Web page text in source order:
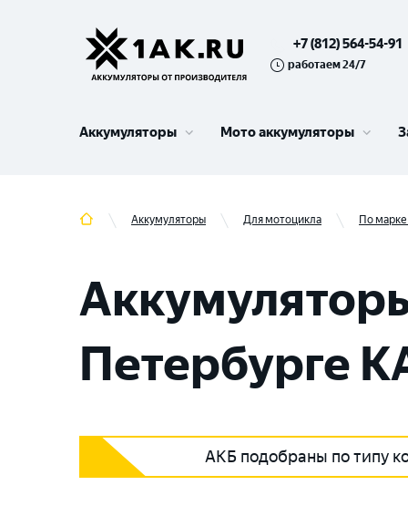
+7 (812) 564-54-91
работаем 24/7
Аккумуляторы Мото аккумуляторы
Аккумуляторы Для мотоцикла По
Петербурге
АКБ подобраны по типу